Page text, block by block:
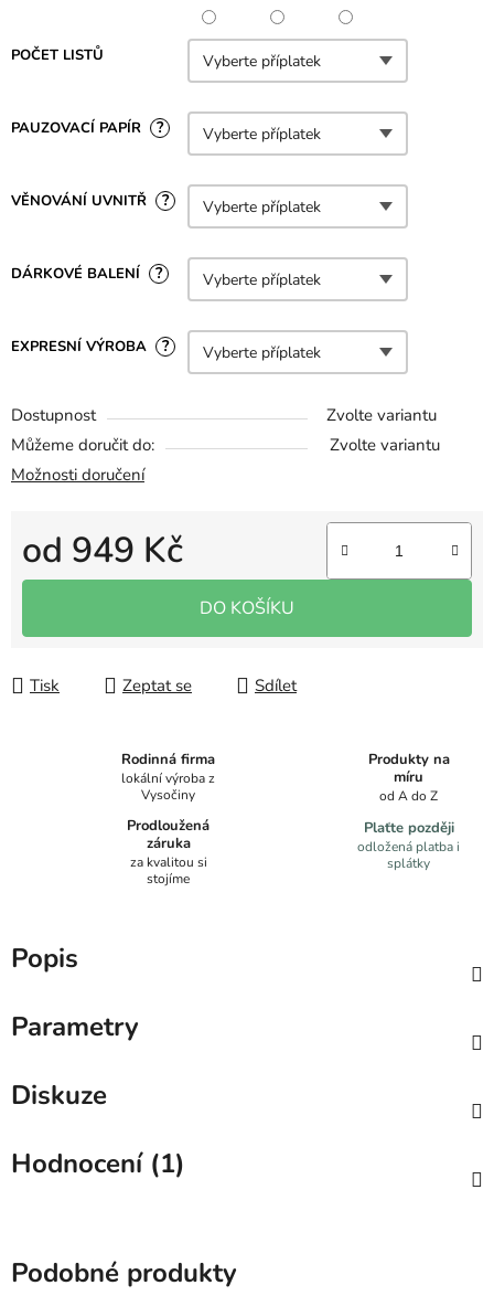
POČET LISTŮ
PAUZOVACÍ PAPÍR ?
VĚNOVÁNÍ UVNITŘ ?
DÁRKOVÉ BALENÍ ?
EXPRESNÍ VÝROBA ?
Dostupnost
Zvolte variantu
Můžeme doručit do:
Zvolte variantu
Možnosti doručení
od 949 Kč
Měrná cena:
DO KOŠÍKU
Tisk Zeptat se Sdílet
Rodinná firma
lokální výroba z
Vysočiny
Produkty na
míru
od A do Z
Prodloužená
záruka
za kvalitou si
stojíme
Plaťte později
odložená platba i
splátky
Popis
Parametry
Diskuze
Hodnocení (1)
Podobné produkty